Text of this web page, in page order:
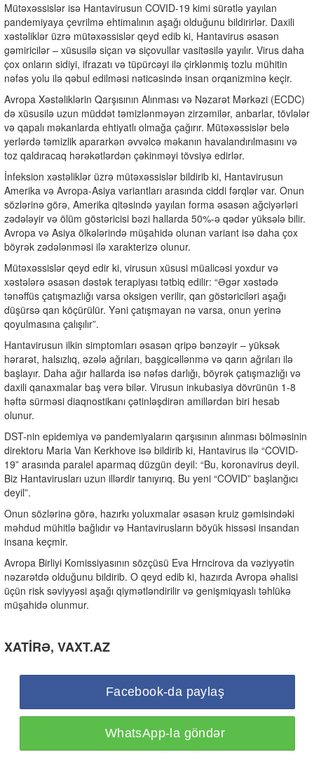
Mütəxəssislər isə Hantavirusun COVID-19 kimi sürətlə yayılan
pandemiyaya çevrilmə ehtimalının aşağı olduğunu bildirirlər. Daxili
xəstəliklər üzrə mütəxəssislər qeyd edib ki, Hantavirus əsasən
gəmiricilər – xüsusilə siçan və siçovullar vasitəsilə yayılır. Virus daha
çox onların sidiyi, ifrazatı və tüpürcəyi ilə çirklənmiş tozlu mühitin
nəfəs yolu ilə qəbul edilməsi nəticəsində insan orqanizminə keçir.
Avropa Xəstəliklərin Qarşısının Alınması və Nəzarət Mərkəzi (ECDC)
də xüsusilə uzun müddət təmizlənməyən zirzəmilər, anbarlar, tövlələr
və qapalı məkanlarda ehtiyatlı olmağa çağırır. Mütəxəssislər belə
yerlərdə təmizlik apararkən əvvəlcə məkanın havalandırılmasını və
toz qaldıracaq hərəkətlərdən çəkinməyi tövsiyə edirlər.
İnfeksion xəstəliklər üzrə mütəxəssislər bildirib ki, Hantavirusun
Amerika və Avropa-Asiya variantları arasında ciddi fərqlər var. Onun
sözlərinə görə, Amerika qitəsində yayılan forma əsasən ağciyərləri
zədələyir və ölüm göstəricisi bəzi hallarda 50%-ə qədər yüksələ bilir.
Avropa və Asiya ölkələrində müşahidə olunan variant isə daha çox
böyrək zədələnməsi ilə xarakterizə olunur.
Mütəxəssislər qeyd edir ki, virusun xüsusi müalicəsi yoxdur və
xəstələrə əsasən dəstək terapiyası tətbiq edilir: “Əgər xəstədə
tənəffüs çatışmazlığı varsa oksigen verilir, qan göstəriciləri aşağı
düşürsə qan köçürülür. Yəni çatışmayan nə varsa, onun yerinə
qoyulmasına çalışılır”.
Hantavirusun ilkin simptomları əsasən qripə bənzəyir – yüksək
hərarət, halsızlıq, əzələ ağrıları, başgicəllənmə və qarın ağrıları ilə
başlayır. Daha ağır hallarda isə nəfəs darlığı, böyrək çatışmazlığı və
daxili qanaxmalar baş verə bilər. Virusun inkubasiya dövrünün 1-8
həftə sürməsi diaqnostikanı çətinləşdirən amillərdən biri hesab
olunur.
DST-nin epidemiya və pandemiyaların qarşısının alınması bölməsinin
direktoru Maria Van Kerkhove isə bildirib ki, Hantavirus ilə “COVID-
19” arasında paralel aparmaq düzgün deyil: “Bu, koronavirus deyil.
Biz Hantavirusları uzun illərdir tanıyırıq. Bu yeni “COVID” başlanğıcı
deyil”.
Onun sözlərinə görə, hazırkı yoluxmalar əsasən kruiz gəmisindəki
məhdud mühitlə bağlıdır və Hantavirusların böyük hissəsi insandan
insana keçmir.
Avropa Birliyi Komissiyasının sözçüsü Eva Hrncirova da vəziyyətin
nəzarətdə olduğunu bildirib. O qeyd edib ki, hazırda Avropa əhalisi
üçün risk səviyyəsi aşağı qiymətləndirilir və genişmiqyaslı təhlükə
müşahidə olunmur.
XATİRƏ, VAXT.AZ
Facebook-da paylaş
WhatsApp-la göndər